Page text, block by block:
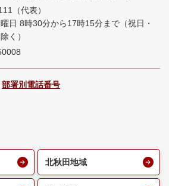
（代表）
日 8時30分から17時15分まで （祝日・
く）
部署別電話番号
北秋田地域